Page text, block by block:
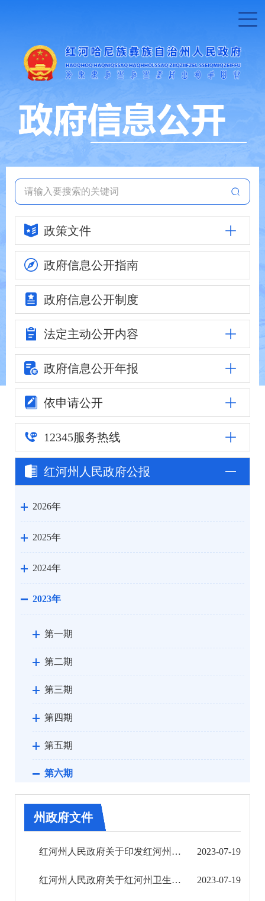
政策文件
政府信息公开指南
政府信息公开制度
法定主动公开内容
政府信息公开年报
依申请公开
12345服务热线
红河州人民政府公报
2026年
2025年
2024年
2023年
第一期
第二期
第三期
第四期
第五期
第六期
州政府文件
州政府办公室文件
州政府文件
红河州人民政府关于印发红河州贯彻“十四五”市场监管现代化规划实施方案的通知 2023-07-19
红河州人民政府关于红河州卫生健康委员会等三个单位国有资产处置事项的批复 2023-07-19